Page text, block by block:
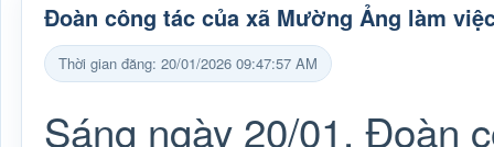
Đoàn công tác của xã Mường Ảng làm
Thời gian đăng: 20/01/2026 09:47:57 AM
Sáng ngày 20/01, Đoàn